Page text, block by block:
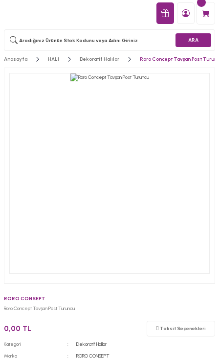
ARA
Anasayfa HALI Dekoratif Halılar Roro Concept Tavşan Post
RORO CONSEPT
Roro Concept Tavşan Post Turuncu
0,00 TL Taksit Seçenekleri
Kategori
Dekoratif Halılar
Marka
RORO CONSEPT